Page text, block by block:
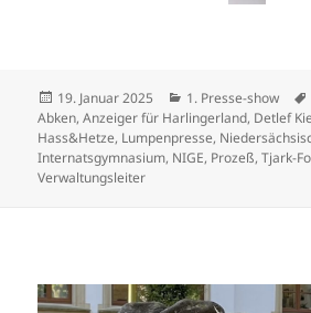
Veröffentlicht
am
19. Januar 2025 Kategorien
1. Presse-show
Abken,Anzeiger für Harlingerland, Detlef
Hass&Hetze, Lumpenpresse,
Internatsgymnasium, NIGE, Prozeß,Tjark-
Verwaltungsleiter